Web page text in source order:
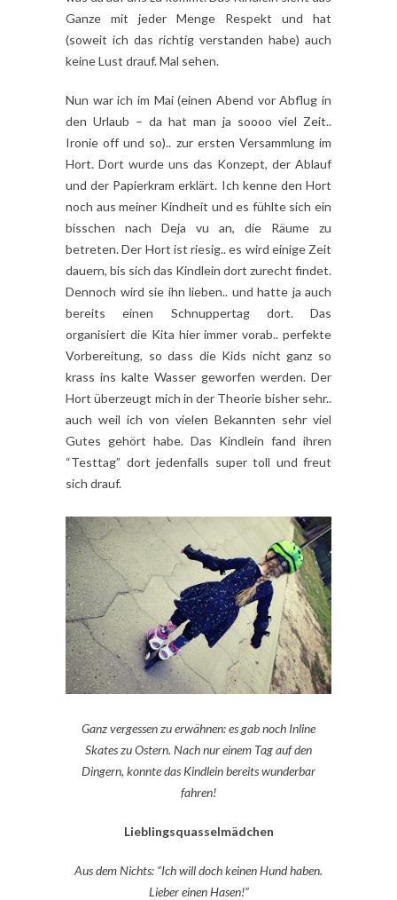
Ganze mit jeder Menge Respekt und hat
(soweit ich das richtig verstanden habe) auch
keine Lust drauf. Mal sehen.
Nun war ich im Mai (einen Abend vor Abflug in
den Urlaub – da hat man ja soooo viel Zeit..
Ironie off und so).. zur ersten Versammlung im
Hort. Dort wurde uns das Konzept, der Ablauf
und der Papierkram erklärt. Ich kenne den Hort
noch aus meiner Kindheit und es fühlte sich ein
bisschen nach Deja vu an, die Räume zu
betreten. Der Hort ist riesig.. es wird einige Zeit
dauern, bis sich das Kindlein dort zurecht findet.
Dennoch wird sie ihn lieben.. und hatte ja auch
bereits einen Schnuppertag dort. Das
organisiert die Kita hier immer vorab.. perfekte
Vorbereitung, so dass die Kids nicht ganz so
krass ins kalte Wasser geworfen werden. Der
Hort überzeugt mich in der Theorie bisher sehr..
auch weil ich von vielen Bekannten sehr viel
Gutes gehört habe. Das Kindlein fand ihren
“Testtag” dort jedenfalls super toll und freut
sich drauf.
Ganz vergessen zu erwähnen: es gab noch Inline
Skates zu Ostern. Nach nur einem Tag auf den
Dingern, konnte das Kindlein bereits wunderbar
fahren!
Lieblingsquasselmädchen
Aus dem Nichts: “Ich will doch keinen Hund haben.
Lieber einen Hasen!”